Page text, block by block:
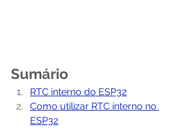
Sumário
RTC interno do ESP32
Como utilizar RTC interno no
ESP32